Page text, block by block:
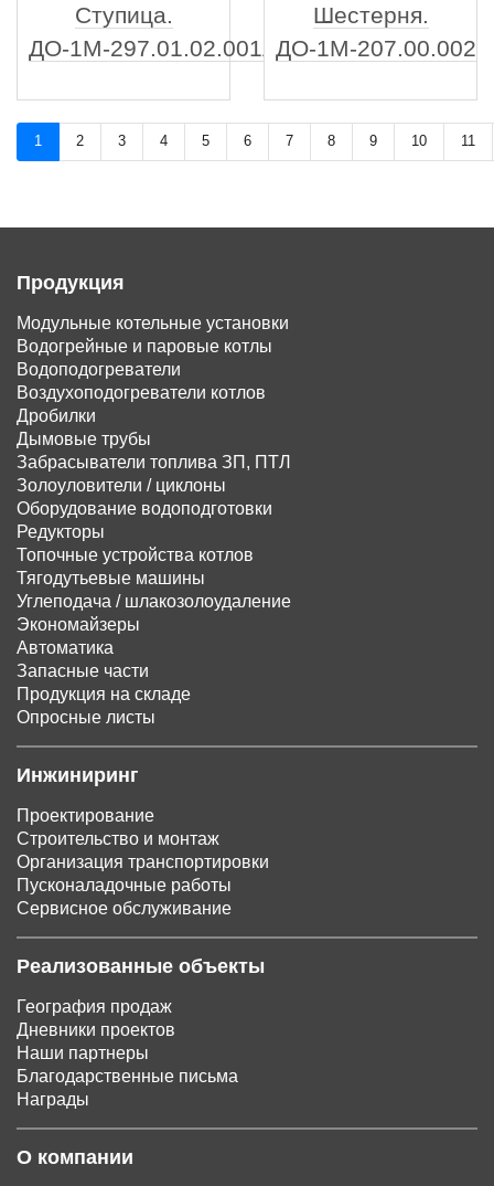
Ступица.
ДО-1М-297.01.02.001А
Шестерня.
ДО-1М-207.00.002
1 2 3 4 5 6 7 8 9 10 11
Продукция
Модульные котельные установки
Водогрейные и паровые котлы
Водоподогреватели
Воздухоподогреватели котлов
Дробилки
Дымовые трубы
Забрасыватели топлива ЗП, ПТЛ
Золоуловители / циклоны
Оборудование водоподготовки
Редукторы
Топочные устройства котлов
Тягодутьевые машины
Углеподача / шлакозолоудаление
Экономайзеры
Автоматика
Запасные части
Продукция на складе
Опросные листы
Инжиниринг
Проектирование
Строительство и монтаж
Организация транспортировки
Пусконаладочные работы
Сервисное обслуживание
Реализованные объекты
География продаж
Дневники проектов
Наши партнеры
Благодарственные письма
Награды
О компании